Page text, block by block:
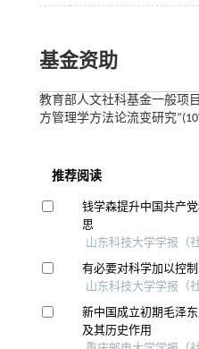
基金资助
教育部人文社科基金一般项
方管理学方法论流变研究